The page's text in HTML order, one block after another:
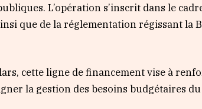
L’opération s’inscrit dans le
que de la réglementation régissant la
cette ligne de financement vise à
la gestion des besoins budgétaires du